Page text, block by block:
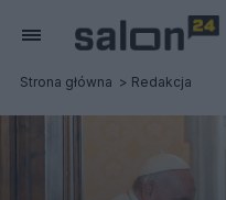
Strona główna Redakcja